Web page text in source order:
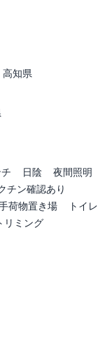
高知県
日陰
夜間照明
チン確認あり
荷物置き場
トイレ
リミング